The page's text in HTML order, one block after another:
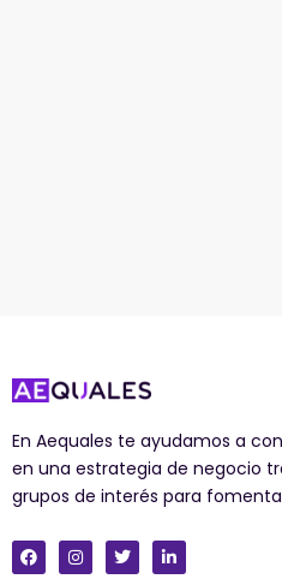
En Aequales te ayudamos a
en una estrategia de negocio
grupos de interés para
F
a
I
n
T
w
L
i